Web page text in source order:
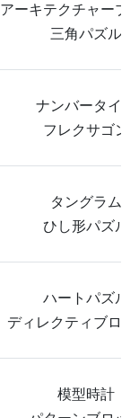
アーキテクチャーブ
三角パズル
ナンバータイル
フレクサゴン
タングラム
ひし形パズル
ハートパズル
ディレクティブロ
模型時計